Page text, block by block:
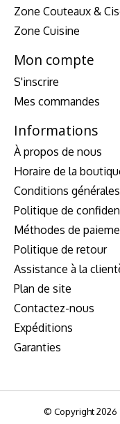
Zone Couteaux &
Zone Cuisine
Mon compte
S'inscrire
Mes commandes
Informations
À propos de nous
Horaire de la
Conditions générales
Politique de
Méthodes de
Politique de retour
Assistance à la
Plan de site
Contactez-nous
Expéditions
Garanties
© Copyright 2026